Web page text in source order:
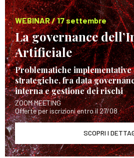
WEBINAR / 17 settembre
La governance
Artificiale
Problematiche implementative
strategiche, fra data
interna e gestione dei rischi
ZOOM MEETING
Offerte per iscrizioni entro il 27/08
SCOPRI I